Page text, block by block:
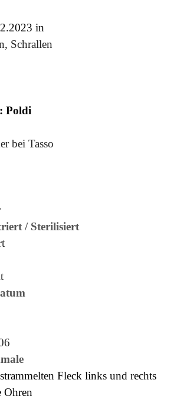
.2023 in
Schrallen
Poldi
bei Tasso
/ Sterilisiert
Fleck links und rechts
Ohren